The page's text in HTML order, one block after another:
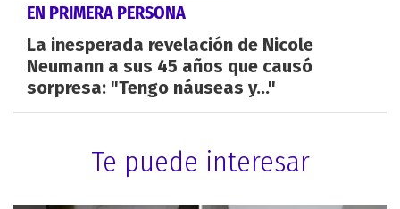
EN PRIMERA PERSONA
La inesperada revelación de Nicole
Neumann a sus 45 años que causó
sorpresa: "Tengo náuseas y..."
Te puede interesar